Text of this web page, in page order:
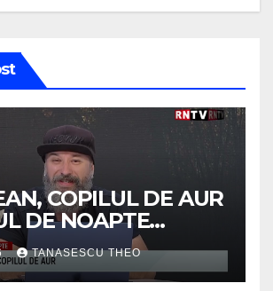
COPILUL DE AUR
DE NOAPTE
TANASESCU THEO